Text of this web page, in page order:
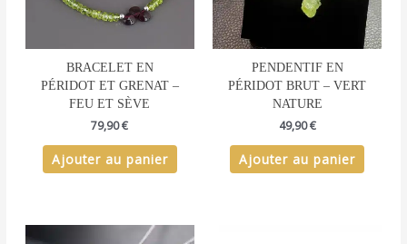
BRACELET EN
PÉRIDOT ET GRENAT –
FEU ET SÈVE
79,90€
Ajouter au panier
PENDENTIF EN
PÉRIDOT BRUT – VERT
NATURE
49,90€
Ajouter au panier